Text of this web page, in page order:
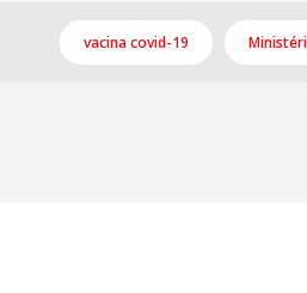
vacina covid-19